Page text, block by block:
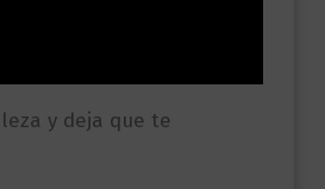
y deja que te